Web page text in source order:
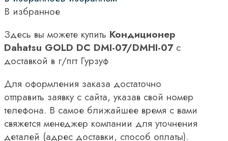
В избранное
Здесь вы можете купить Кондиционер
Dahatsu GOLD DC DMI-07/DMHI-07с
доставкой в г/пгт Гурзуф
Для оформления заказа достаточно
отправить заявку с сайта, указав свой номер
телефона. В самое ближайшее время с вами
свяжется менеджер компании для уточнения
деталей (адрес доставки, способ оплаты).